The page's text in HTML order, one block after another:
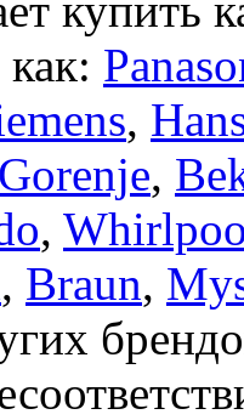
как:
,
Gorenje,
,
, Braun,